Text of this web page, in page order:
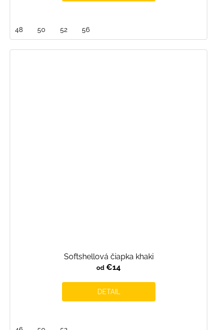
48 50 52 56
Softshellová čiapka khaki
od €14
DETAIL